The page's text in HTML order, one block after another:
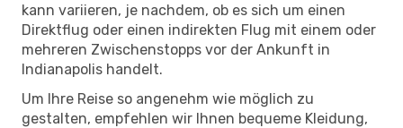
kann variieren, je nachdem, ob es sich um einen
Direktflug oder einen indirekten Flug mit einem oder
mehreren Zwischenstopps vor der Ankunft in
Indianapolis handelt.
Um Ihre Reise so angenehm wie möglich zu
gestalten, empfehlen wir Ihnen bequeme Kleidung,